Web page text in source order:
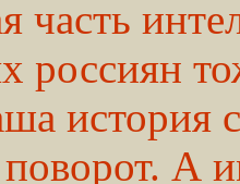
часть
россиян
история
А